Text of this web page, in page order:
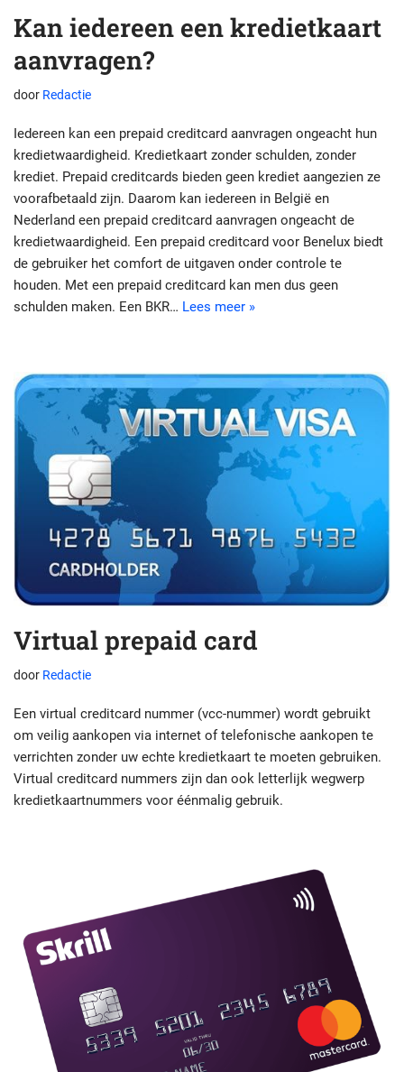
Kan iedereen een kredietkaart
aanvragen?
door Redactie
Iedereen kan een prepaid creditcard aanvragen ongeacht hun
kredietwaardigheid. Kredietkaart zonder schulden, zonder
krediet. Prepaid creditcards bieden geen krediet aangezien ze
voorafbetaald zijn. Daarom kan iedereen in België en
Nederland een prepaid creditcard aanvragen ongeacht de
kredietwaardigheid. Een prepaid creditcard voor Benelux biedt
de gebruiker het comfort de uitgaven onder controle te
houden. Met een prepaid creditcard kan men dus geen
schulden maken. Een BKR… Lees meer »
Virtual prepaid card
door Redactie
Een virtual creditcard nummer (vcc-nummer) wordt gebruikt
om veilig aankopen via internet of telefonische aankopen te
verrichten zonder uw echte kredietkaart te moeten gebruiken.
Virtual creditcard nummers zijn dan ook letterlijk wegwerp
kredietkaartnummers voor éénmalig gebruik.